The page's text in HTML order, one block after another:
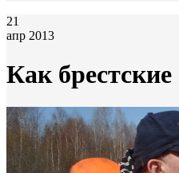
21
апр 2013
Как